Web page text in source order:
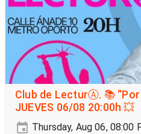
Club de LecturⒶ. 📚
JUEVES 06/08 20:00h 💥
Thursday, Aug 06, 08:00